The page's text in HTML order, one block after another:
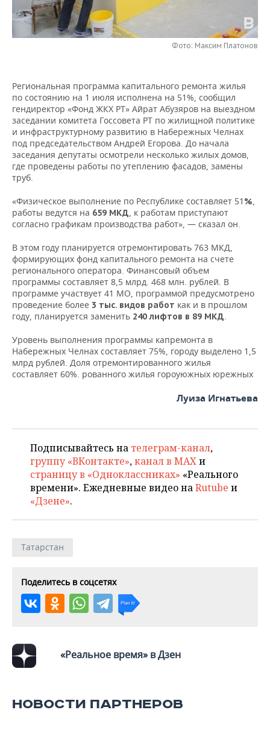
НЕФТЕХИМИЯ
НЕФТЬ
ЭНЕРГЕТИКА
РОЗНИЧНАЯ ТОРГОВЛЯ
НОВОСТИ ТЕХНОЛОГИЙ
ТЕЛЕКОММУНИКАЦИИ
МЕРОПРИЯТИЯ
БИЗНЕС-БРАНЧИ
ONLINE-КОНФЕРЕНЦИИ
ОТКРЫТАЯ ЛЕКЦИЯ
ФУТБОЛ
ХОККЕЙ
БАСКЕТБОЛ
КИБЕРСПОРТ
ФИГУРНОЕ КАТАНИЕ
ВОДНЫЕ ВИДЫ СПОРТА
ХОККЕЙ С МЯЧОМ
НОВОСТИ ОБЩЕСТВА
ВЛАСТЬ
ИНФРАСТРУКТУРА
КУЛЬТУРА
МЕДИЦИНА
ОБРАЗОВАНИЕ
ПРОИСШЕСТВИЯ
ФОТОГАЛЕРЕЯ
СЮЖЕТЫ
СПРАВОЧНИК
СПИСОК КОМПАНИЙ
Фото: Максим Платонов
Региональная программа капитального ремонта жилья
по состоянию на 1 июля исполнена на 51%, сообщил
гендиректор «Фонд ЖКХ РТ» Айрат Абузяров на выездном
заседании комитета Госсовета РТ по жилищной политике
и инфраструктурному развитию в Набережных Челнах
под председательством Андрей Егорова. До начала
заседания депутаты осмотрели несколько жилых домов,
где проведены работы по утеплению фасадов, замены
труб.
«Физическое выполнение по Республике составляет 51 %,
работы ведутся на 659 МКД, к работам приступают
согласно графикам производства работ», — сказал он.
В этом году планируется отремонтировать 763 МКД,
формирующих фонд капитального ремонта на счете
регионального оператора. Финансовый объем
программы составляет 8,5 млрд. 468 млн. рублей. В
программе участвует 41 МО, программой предусмотрено
проведение более 3 тыс. видов работ как и в прошлом
году, планируется заменить 240 лифтов в 89 МКД.
Уровень выполнения программы капремонта в
Набережных Челнах составляет 75%, городу выделено 1,5
млрд рублей. Доля отремонтированного жилья
составляет 60%. рованного жилья гороуюжных юрежных
Луиза Игнатьева
Подписывайтесь на телеграм-канал,
группу «ВКонтакте»,канал в MAXи
страницу в «Одноклассниках» «Реального
времени». Ежедневные видео наRutube и
«Дзене».
Татарстан
Поделитесь в соцсетях
«Реальное время» в Дзен
НОВОСТИ ПАРТНЕРОВ